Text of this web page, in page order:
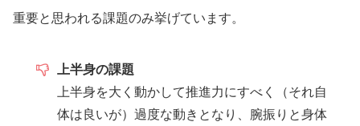
重要と思われる課題のみ挙げています。
上半身の課題
上半身を大く動かして推進力にすべく（それ自
体は良いが）過度な動きとなり、腕振りと身体